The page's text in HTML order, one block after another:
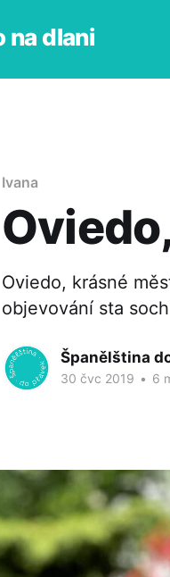
na dlani
Ivana
Oviedo, krásné
objevování sta
Španělština
30 čvc 2019 • 6